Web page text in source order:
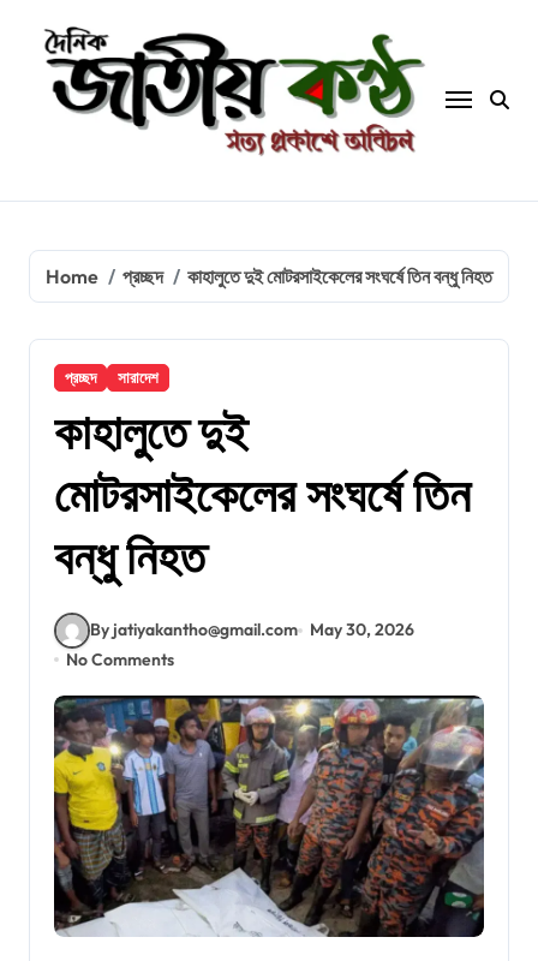
content
Home প্রচ্ছদ কাহালুতে দুই মোটরসাইকেলের সংঘর্ষে তিন বন্ধু নিহত
প্রচ্ছদ সারাদেশ
কাহালুতে দুই
মোটরসাইকেলের সংঘর্ষে তিন
বন্ধু নিহত
By jatiyakantho@gmail.com
May 30, 2026
No Comments